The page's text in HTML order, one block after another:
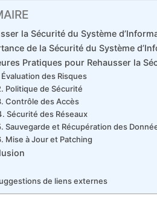
la Sécurité du Système
de la Sécurité du Système
Pratiques pour Rehausser la
Évaluation des Risques
Politique de Sécurité
Contrôle des Accès
Sécurité des Réseaux
Sauvegarde et Récupération des
Mise à Jour et Patching
de liens externes